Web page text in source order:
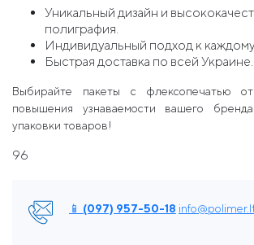
Уникальный дизайн и
полиграфия.
Индивидуальный подход к каждому
Быстрая доставка по всей Украине.
Выбирайте пакеты с флексопечатью
повышения узнаваемости вашего
упаковки товаров!
96
📱 (097) 957-50-18